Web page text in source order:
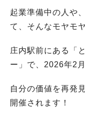
起業準備中の人や
て、そんなモヤモ
庄内駅前にある「
ー」で、2026年2
自分の価値を再発
開催されます！